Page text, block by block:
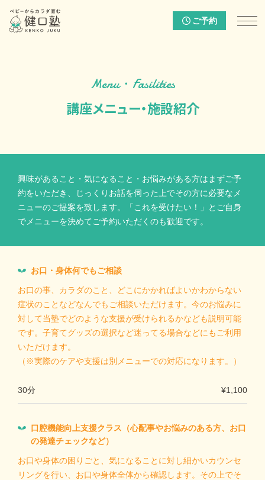
ご予約
Menu・Fasilities
講座メニュー・施設紹介
興味があること・気になること・お悩みがある方はまずご予
約をいただき、じっくりお話を伺った上でその方に必要なメ
ニューのご提案を致します。「これを受けたい！」とご自身
でメニューを決めてご予約いただくのも歓迎です。
お口・身体何でもご相談
お口の事、カラダのこと、どこにかかればよいかわからない
症状のことなどなんでもご相談いただけます。今のお悩みに
対して当塾でどのような支援が受けられるかなども説明可能
です。子育てグッズの選択など迷ってる場合などにもご利用
いただけます。
（※実際のケアや支援は別メニューでの対応になります。）
30分 ¥1,100
口腔機能向上支援クラス（心配事やお悩みのある方、お口
の発達チェックなど）
お口や身体の困りごと、気になることに対し細かいカウンセ
リングを行い、お口や身体全体から確認します。その上でそ